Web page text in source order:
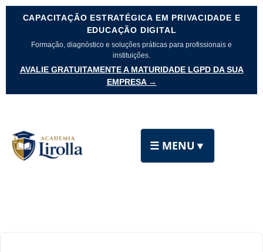
CAPACITAÇÃO ESTRATÉGICA EM PRIVACIDADE E
EDUCAÇÃO DIGITAL
Formação, diagnóstico e soluções práticas para profissionais e
instituições.
AVALIE GRATUITAMENTE A MATURIDADE LGPD DA SUA
EMPRESA →
☰ MENU ▼